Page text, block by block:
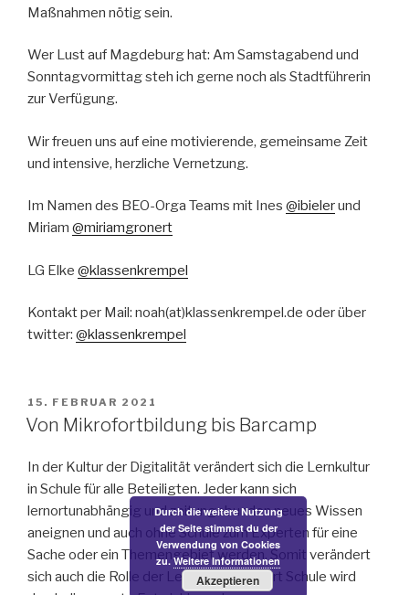
Maßnahmen nötig sein.
Wer Lust auf Magdeburg hat: Am Samstagabend und
Sonntagvormittag steh ich gerne noch als Stadtführerin
zur Verfügung.
Wir freuen uns auf eine motivierende, gemeinsame Zeit
und intensive, herzliche Vernetzung.
Im Namen des BEO-Orga Teams mit Ines @ibielerund
Miriam @miriamgronert
LG Elke @klassenkrempel
Kontakt per Mail: noah(at)klassenkrempel.de oder über
twitter: @klassenkrempel
VERÖFFENTLICHT
AM
15. FEBRUAR 2021
Von Mikrofortbildung bis Barcamp
In der Kultur der Digitalität verändert sich die Lernkultur
in Schule für alle Beteiligten. Jeder kann sich
lernortunabhängig und zeitungebunden neues Wissen
aneignen und auch ohne Schule zum Experten für eine
Sache oder ein Themengebiet werden. Somit verändert
sich auch die Rolle der Lehrkräfte. Der Ort Schule wird
Durch die weitere Nutzung
der Seite stimmst du der
Verwendung von Cookies
zu.Weitere Informationen
Akzeptieren